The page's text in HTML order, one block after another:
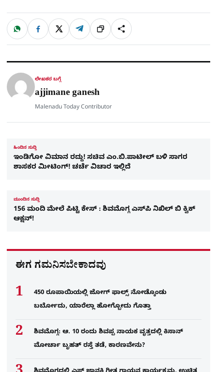
ಹಂಚಿಕೊಳ್ಳಿ
W
a
t
p
p
F
c
e
o
k
X T
l
e
a
m
ಲಿಂ
ಕ್
S
h
a
ಲೇಖಕರ ಬಗ್ಗೆ
ajjimane ganesh
Malenadu Today Contributor
ಹಿಂದಿನ ಸುದ್ದಿ
ಇಂಡಿಗೋ ವಿಮಾನ ರದ್ದು! ಸಚಿವ ಎಂ.ಬಿ.ಪಾಟೀಲ್​ ಬಳಿ ಸಾಗರ
ಶಾಸಕರ ಮೀಟಿಂಗ್! ಚರ್ಚೆ ವಿಚಾರ ಇಲ್ಲಿದೆ
ಮುಂದಿನ ಸುದ್ದಿ
156 ಮಂದಿ ಮೇಲೆ ಪಿಟ್ಟಿ ಕೇಸ್‌ : ಶಿವಮೊಗ್ಗ ಎಸ್​ಪಿ ನಿಖಿಲ್ ಬಿ ಕ್ವಿಕ್
ಆಕ್ಷನ್!
ಈಗ ಗಮನಿಸಬೇಕಾದವು
450 ರೂಪಾಯಿಯಲ್ಲಿ ಜೋಗ್​ ಫಾಲ್ಸ್​ ನೋಡ್ಕೊಂಡು
ಬರ್ಬೋದು, ಯಾರೆಲ್ಲಾ ಹೋಗ್ಬೋದು ಗೊತ್ತಾ
ಶಿವಮೊಗ್ಗ: ಆ. 10 ರಂದು ಶಿವಪ್ಪ ನಾಯಕ ವೃತ್ತದಲ್ಲಿ ಕಿಸಾನ್
ಮೋರ್ಚಾ ಬೃಹತ್ ರಸ್ತೆ ತಡೆ, ಕಾರಣವೇನು?